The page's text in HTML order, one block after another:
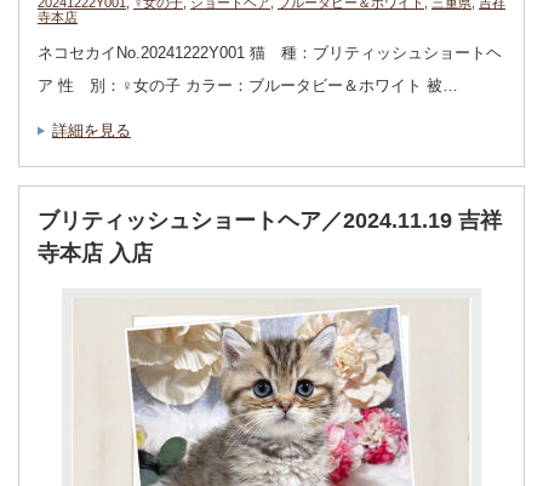
寺本店
ネコセカイNo.20241222Y001 猫 種：ブリティッシュショートヘ
ア 性 別：♀女の子 カラー：ブルータビー＆ホワイト 被…
詳細を見る
ブリティッシュショートヘア／2024.11.19 吉祥
寺本店 入店